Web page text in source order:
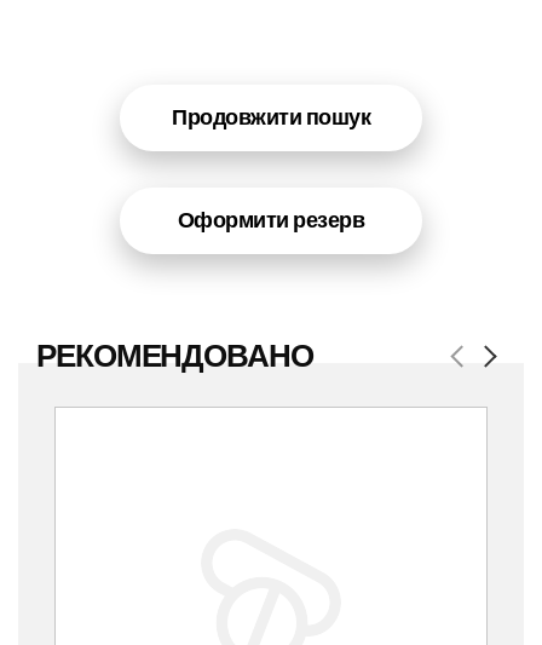
Продовжити пошук
Оформити резерв
РЕКОМЕНДОВАНО Previous
Next